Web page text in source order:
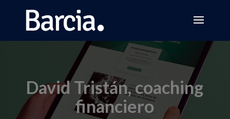
David Tristán, coaching
financiero